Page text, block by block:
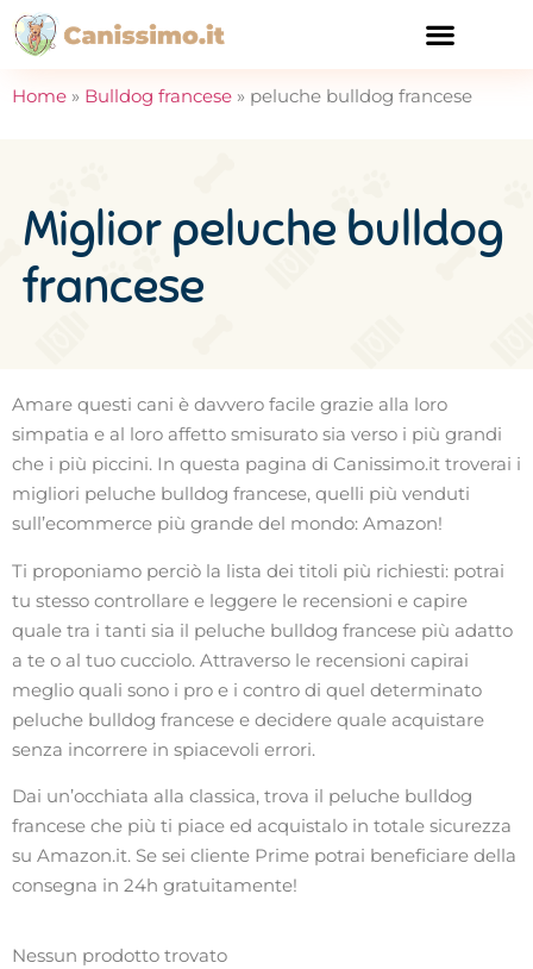
Home » Bulldog francese » peluche bulldog francese
Miglior peluche bulldog
francese
Amare questi cani è davvero facile grazie alla loro
simpatia e al loro affetto smisurato sia verso i più grandi
che i più piccini. In questa pagina di Canissimo.it troverai i
migliori peluche bulldog francese, quelli più venduti
sull’ecommerce più grande del mondo: Amazon!
Ti proponiamo perciò la lista dei titoli più richiesti: potrai
tu stesso controllare e leggere le recensioni e capire
quale tra i tanti sia il peluche bulldog francese più adatto
a te o al tuo cucciolo. Attraverso le recensioni capirai
meglio quali sono i pro e i contro di quel determinato
peluche bulldog francese e decidere quale acquistare
senza incorrere in spiacevoli errori.
Dai un’occhiata alla classica, trova il peluche bulldog
francese che più ti piace ed acquistalo in totale sicurezza
su Amazon.it. Se sei cliente Prime potrai beneficiare della
consegna in 24h gratuitamente!
Nessun prodotto trovato